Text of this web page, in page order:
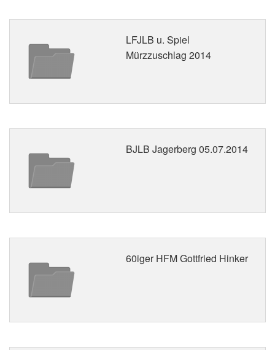
LFJLB u. Spiel
Mürzzuschlag 2014
BJLB Jagerberg 05.07.2014
60iger HFM Gottfried Hinker